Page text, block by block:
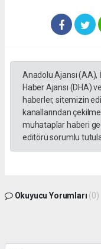
Anadolu Ajansı (AA),
Haber Ajansı (DHA)
haberler, sitemizin
kanallarından
muhataplar haberi
editörü sorumlu
Okuyucu Yorumları (0)